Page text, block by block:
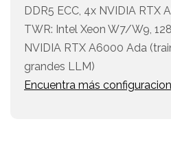
DDR5 ECC, 4x NVIDIA RTX
TWR: Intel Xeon W7/W9,
NVIDIA RTX A6000 Ada
grandes LLM)
Encuentra más